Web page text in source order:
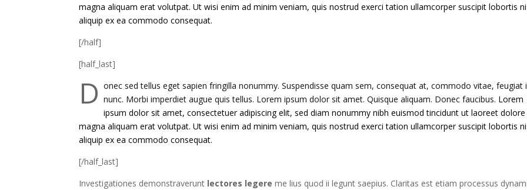
magna aliquam erat volutpat. Ut wisi enim ad minim veniam, quis nostrud exerci tation ullamcorper suscipit lobortis
aliquip ex ea commodo consequat.
[/half]
[half_last]
D onec sed tellus eget sapien fringilla nonummy.Suspendisse quam sem, consequat at, commodo vitae, feugiat
nunc. Morbi imperdiet augue quis tellus. Lorem ipsum dolor sit amet. Quisque aliquam. Donec faucibus. Lorem
ipsum dolor sit amet, consectetuer adipiscing elit, sed diam nonummy nibh euismod tincidunt ut laoreet dolore
magna aliquam erat volutpat. Ut wisi enim ad minim veniam, quis nostrud exerci tation ullamcorper suscipit lobortis
aliquip ex ea commodo consequat.
[/half_last]
Investigationes demonstraverunt lectores legere me lius quod ii legunt saepius. Claritas est etiam processus